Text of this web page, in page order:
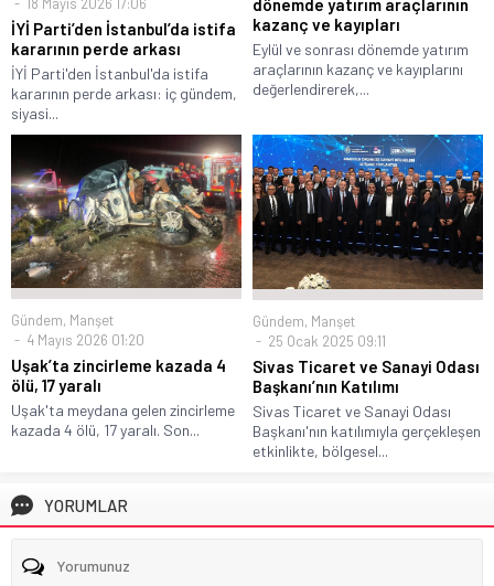
İYİ Parti’den İstanbul’da istifa
kararının perde arkası
İYİ Parti'den İstanbul'da istifa
kararının perde arkası: iç gündem,
siyasi...
dönemde yatırım araçlarının
kazanç ve kayıpları
Eylül ve sonrası dönemde yatırım
araçlarının kazanç ve kayıplarını
değerlendirerek,...
Gündem, Manşet
4 Mayıs 2026 01:20
Uşak’ta zincirleme kazada 4
ölü, 17 yaralı
Uşak'ta meydana gelen zincirleme
kazada 4 ölü, 17 yaralı. Son...
Gündem, Manşet
25 Ocak 2025 09:11
Sivas Ticaret ve Sanayi Odası
Başkanı’nın Katılımı
Sivas Ticaret ve Sanayi Odası
Başkanı'nın katılımıyla gerçekleşen
etkinlikte, bölgesel...
YORUMLAR